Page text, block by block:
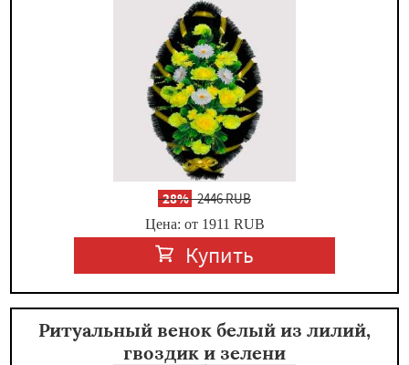
-28%2446 RUB
Цена: от 1911 RUB
Купить
Ритуальный венок белый из лилий,
гвоздик и зелени